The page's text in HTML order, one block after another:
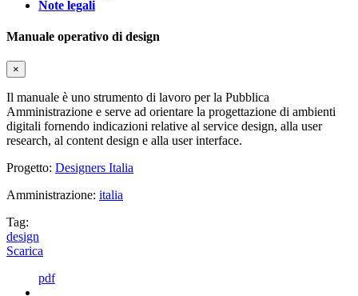
Note legali
Manuale operativo di design
×
Il manuale è uno strumento di lavoro per la Pubblica
Amministrazione e serve ad orientare la progettazione di ambienti
digitali fornendo indicazioni relative al service design, alla user
research, al content design e alla user interface.
Progetto: Designers Italia
Amministrazione: italia
Tag:
design
Scarica
pdf